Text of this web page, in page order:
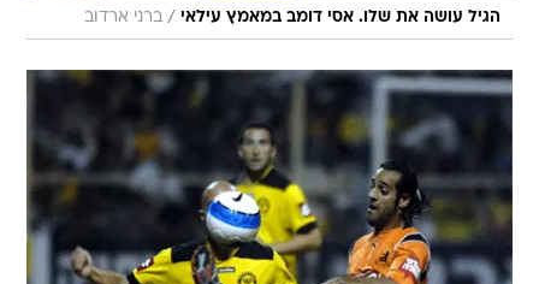
הגיל עושה את שלו. אסי דומב במאמץ עילאי / ברני ארדוב